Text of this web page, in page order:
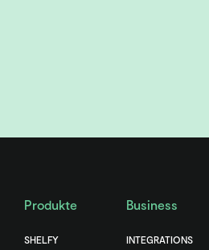
Produkte
SHELFY
Business
INTEGRATIONS